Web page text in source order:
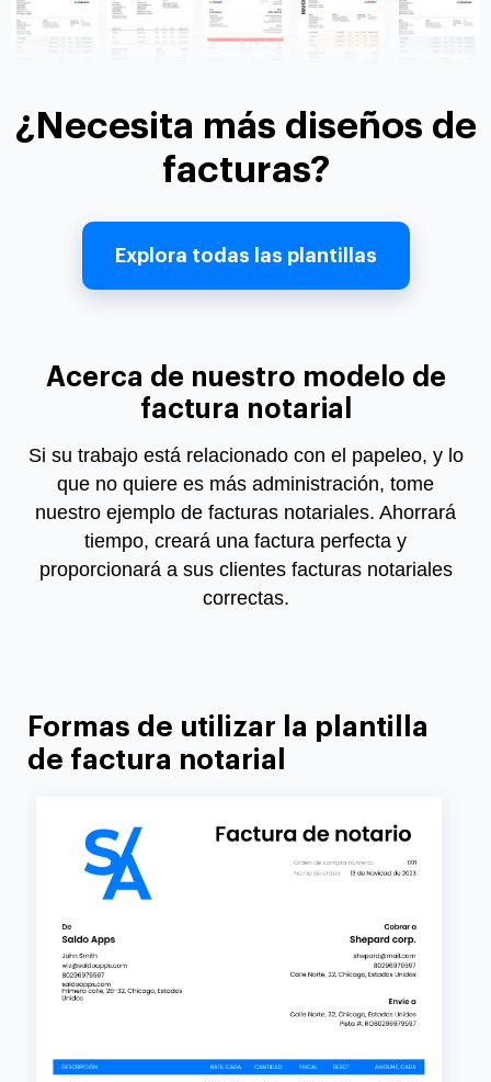
¿Necesita más diseños de
facturas?
Explora todas las plantillas
Acerca de nuestro modelo de
factura notarial
Si su trabajo está relacionado con el papeleo, y lo
que no quiere es más administración, tome
nuestro ejemplo de facturas notariales. Ahorrará
tiempo, creará una factura perfecta y
proporcionará a sus clientes facturas notariales
correctas.
Formas de utilizar la plantilla
de factura notarial